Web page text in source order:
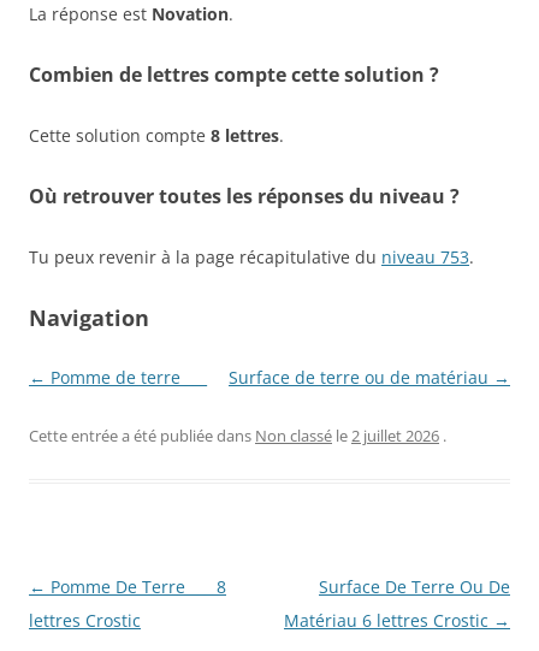
La réponse est Novation.
Combien de lettres compte cette solution ?
Cette solution compte 8 lettres.
Où retrouver toutes les réponses du niveau ?
Tu peux revenir à la page récapitulative du niveau 753.
Navigation
← Pomme de terre ___ Surface de terre ou de matériau →
Cette entrée a été publiée dans Non classé le2 juillet 2026 .
Navigation
des
← Pomme De Terre ___ 8
lettres Crostic
Surface De Terre Ou De
Matériau 6 lettres Crostic →